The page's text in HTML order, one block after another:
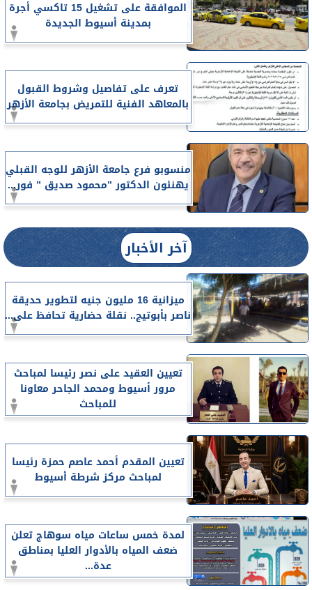
الموافقة على تشغيل 15 تاكسي أجرة
بمدينة أسيوط الجديدة
تعرف على تفاصيل وشروط القبول
بالمعاهد الفنية للتمريض بجامعة الأزهر
منسوبو فرع جامعة الأزهر للوجه القبلي
يهنئون الدكتور ”محمود صديق ” فور...
آخر الأخبار
ميزانية 16 مليون جنيه لتطوير حديقة
ناصر بأبوتيج.. نقلة حضارية تحافظ على...
تعيين العقيد على نصر رئيسا لمباحث
مرور أسيوط ومحمد الجاحر معاونا
للمباحث
تعيين المقدم أحمد عاصم حمزة رئيسا
لمباحث مركز شرطة أسيوط
لمدة خمس ساعات مياه سوهاج تعلن
ضعف المياه بالأدوار العليا بمناطق
عدة...